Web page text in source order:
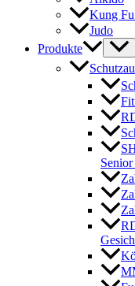
Kung
Judo
Produkte